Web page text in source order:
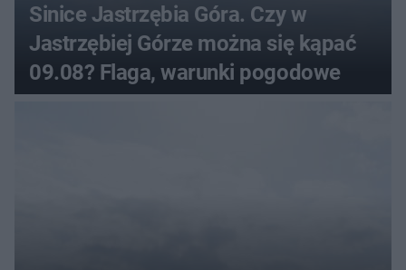
Sinice Jastrzębia Góra. Czy w
Jastrzębiej Górze można się kąpać
09.08? Flaga, warunki pogodowe